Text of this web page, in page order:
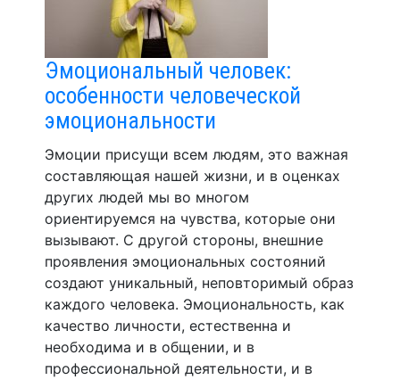
Эмоциональный человек:
особенности человеческой
эмоциональности
Эмоции присущи всем людям, это важная
составляющая нашей жизни, и в оценках
других людей мы во многом
ориентируемся на чувства, которые они
вызывают. С другой стороны, внешние
проявления эмоциональных состояний
создают уникальный, неповторимый образ
каждого человека. Эмоциональность, как
качество личности, естественна и
необходима и в общении, и в
профессиональной деятельности, и в